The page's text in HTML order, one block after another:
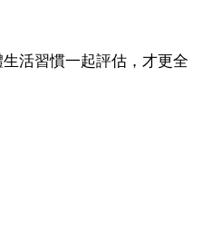
活習慣一起評估，才更全